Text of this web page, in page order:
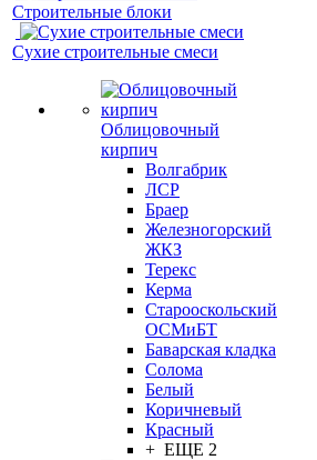
Строительные блоки
Сухие строительные смеси
Облицовочный
кирпич
Волгабрик
ЛСР
Браер
Железногорский
ЖКЗ
Терекс
Керма
Старооскольский
ОСМиБТ
Баварская кладка
Солома
Белый
Коричневый
Красный
+ ЕЩЕ 2